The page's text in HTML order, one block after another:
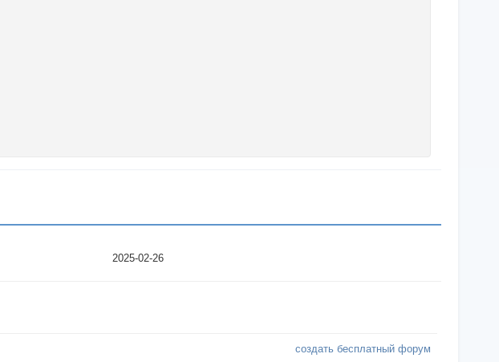
2025-02-26
создать бесплатный форум